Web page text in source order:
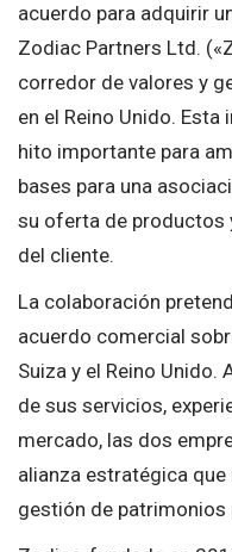
acuerdo para adquirir
Zodiac Partners Ltd.
corredor de valores y
en el Reino Unido.
hito importante para
bases para una
su oferta de productos
del cliente.
La colaboración
acuerdo comercial
Suiza y el Reino Unido.
de sus servicios,
mercado, las dos
alianza estratégica
gestión de patrimonios